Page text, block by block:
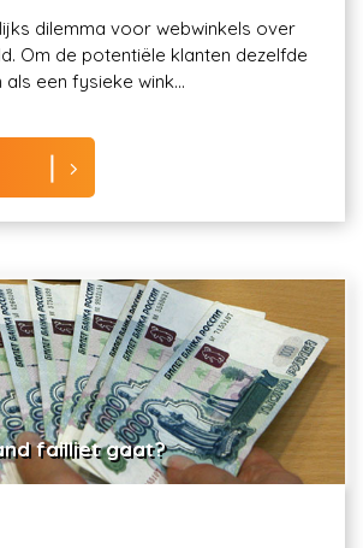
dilemma voor webwinkels over
Om de potentiële klanten dezelfde
een fysieke wink...
failliet gaat?